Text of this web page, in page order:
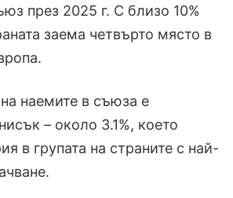
през 2025 г. С близо 10%
заема четвърто място в
наемите в съюза е
– около 3.1%, което
в групата на страните с най-